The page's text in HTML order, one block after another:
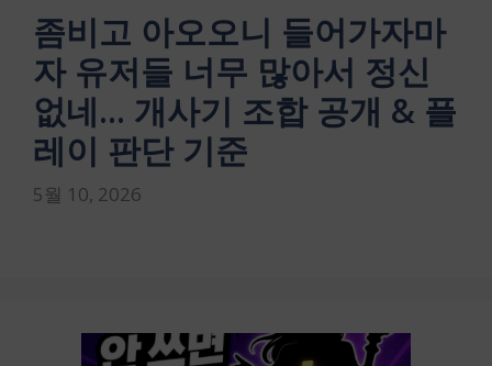
좀비고 아오오니 들어가자마
자 유저들 너무 많아서 정신
없네… 개사기 조합 공개 & 플
레이 판단 기준
5월 10, 2026